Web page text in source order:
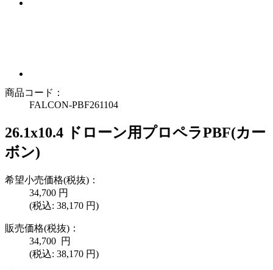
商品コード：
FALCON-PBF261104
26.1x10.4 ドローン用プロペラPBF(カー
ボン)
希望小売価格(税抜)：
34,700 円
(税込: 38,170 円)
販売価格(税抜)：
34,700 円
(税込: 38,170 円)